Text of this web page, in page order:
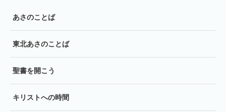
あさのことば
東北あさのことば
聖書を開こう
キリストへの時間